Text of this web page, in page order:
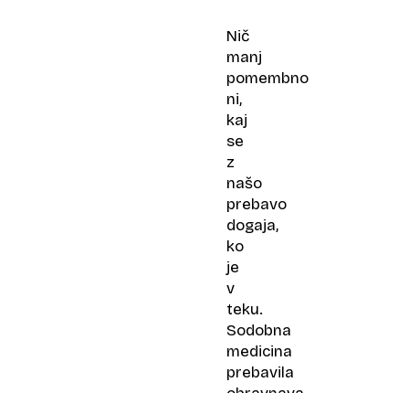
Nič
manj
pomembno
ni,
kaj
se
z
našo
prebavo
dogaja,
ko
je
v
teku.
Sodobna
medicina
prebavila